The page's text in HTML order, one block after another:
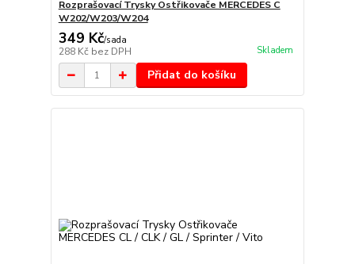
Rozprašovací Trysky Ostřikovače MERCEDES C
W202/W203/W204
349 Kč/sada
288 Kč bez DPH Skladem
Přidat do košíku